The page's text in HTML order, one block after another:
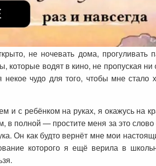
не ночевать дома, прогуливать
которые водят в кино, не пропуская
некое чудо для того, чтобы мне
и с ребёнком на руках, я окажусь на
в полной — простите меня за это
Он как будто вернёт мне мои
которого я ещё верила в